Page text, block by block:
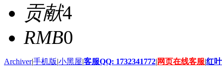
贡献4
RMB0
Archiver|手机版|小黑屋|客服QQ: 1732341772| 网页在线客服|红